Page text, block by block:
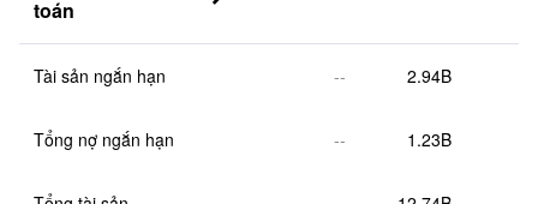
toán
Tài sản ngắn hạn -- 2.94B
Tổng nợ ngắn hạn -- 1.23B